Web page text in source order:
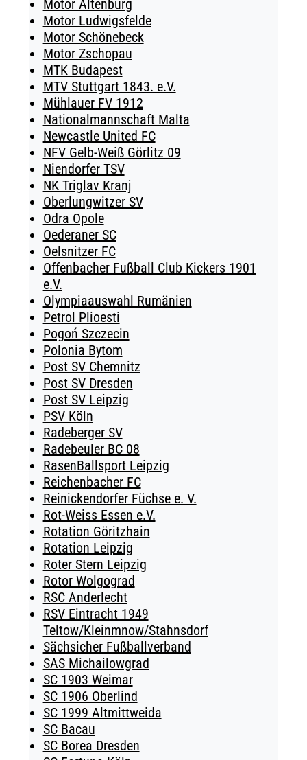
Motor Altenburg
Motor Ludwigsfelde
Motor Schönebeck
Motor Zschopau
MTK Budapest
MTV Stuttgart 1843. e.V.
Mühlauer FV 1912
Nationalmannschaft Malta
Newcastle United FC
NFV Gelb-Weiß Görlitz 09
Niendorfer TSV
NK Triglav Kranj
Oberlungwitzer SV
Odra Opole
Oederaner SC
Oelsnitzer FC
Offenbacher Fußball Club Kickers 1901
e.V.
Olympiaauswahl Rumänien
Petrol Plioesti
Pogoń Szczecin
Polonia Bytom
Post SV Chemnitz
Post SV Dresden
Post SV Leipzig
PSV Köln
Radeberger SV
Radebeuler BC 08
RasenBallsport Leipzig
Reichenbacher FC
Reinickendorfer Füchse e. V.
Rot-Weiss Essen e.V.
Rotation Göritzhain
Rotation Leipzig
Roter Stern Leipzig
Rotor Wolgograd
RSC Anderlecht
RSV Eintracht 1949
Teltow/Kleinmnow/Stahnsdorf
Sächsicher Fußballverband
SAS Michailowgrad
SC 1903 Weimar
SC 1906 Oberlind
SC 1999 Altmittweida
SC Bacau
SC Borea Dresden